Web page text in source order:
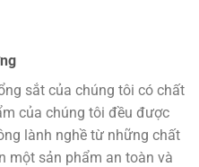
sắt của chúng tôi có chất
của chúng tôi đều được
lành nghề từ những chất
một sản phẩm an toàn và